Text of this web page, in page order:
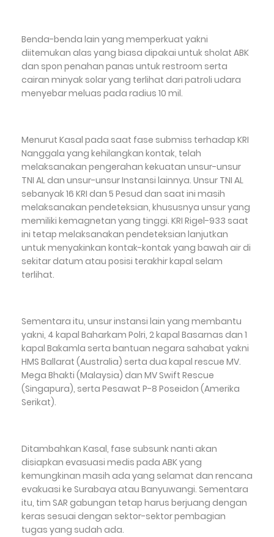
Benda-benda lain yang memperkuat yakni
diitemukan alas yang biasa dipakai untuk sholat ABK
dan spon penahan panas untuk restroom serta
cairan minyak solar yang terlihat dari patroli udara
menyebar meluas pada radius 10 mil.
Menurut Kasal pada saat fase submiss terhadap KRI
Nanggala yang kehilangkan kontak, telah
melaksanakan pengerahan kekuatan unsur-unsur
TNI AL dan unsur-unsur Instansi lainnya. Unsur TNI AL
sebanyak 16 KRI dan 5 Pesud dan saat ini masih
melaksanakan pendeteksian, khususnya unsur yang
memiliki kemagnetan yang tinggi. KRI Rigel-933 saat
ini tetap melaksanakan pendeteksian lanjutkan
untuk menyakinkan kontak-kontak yang bawah air di
sekitar datum atau posisi terakhir kapal selam
terlihat.
Sementara itu, unsur instansi lain yang membantu
yakni, 4 kapal Baharkam Polri, 2 kapal Basarnas dan 1
kapal Bakamla serta bantuan negara sahabat yakni
HMS Ballarat (Australia) serta dua kapal rescue MV.
Mega Bhakti (Malaysia) dan MV Swift Rescue
(Singapura), serta Pesawat P-8 Poseidon (Amerika
Serikat).
Ditambahkan Kasal, fase subsunk nanti akan
disiapkan evasuasi medis pada ABK yang
kemungkinan masih ada yang selamat dan rencana
evakuasi ke Surabaya atau Banyuwangi. Sementara
itu, tim SAR gabungan tetap harus berjuang dengan
keras sesuai dengan sektor-sektor pembagian
tugas yang sudah ada.